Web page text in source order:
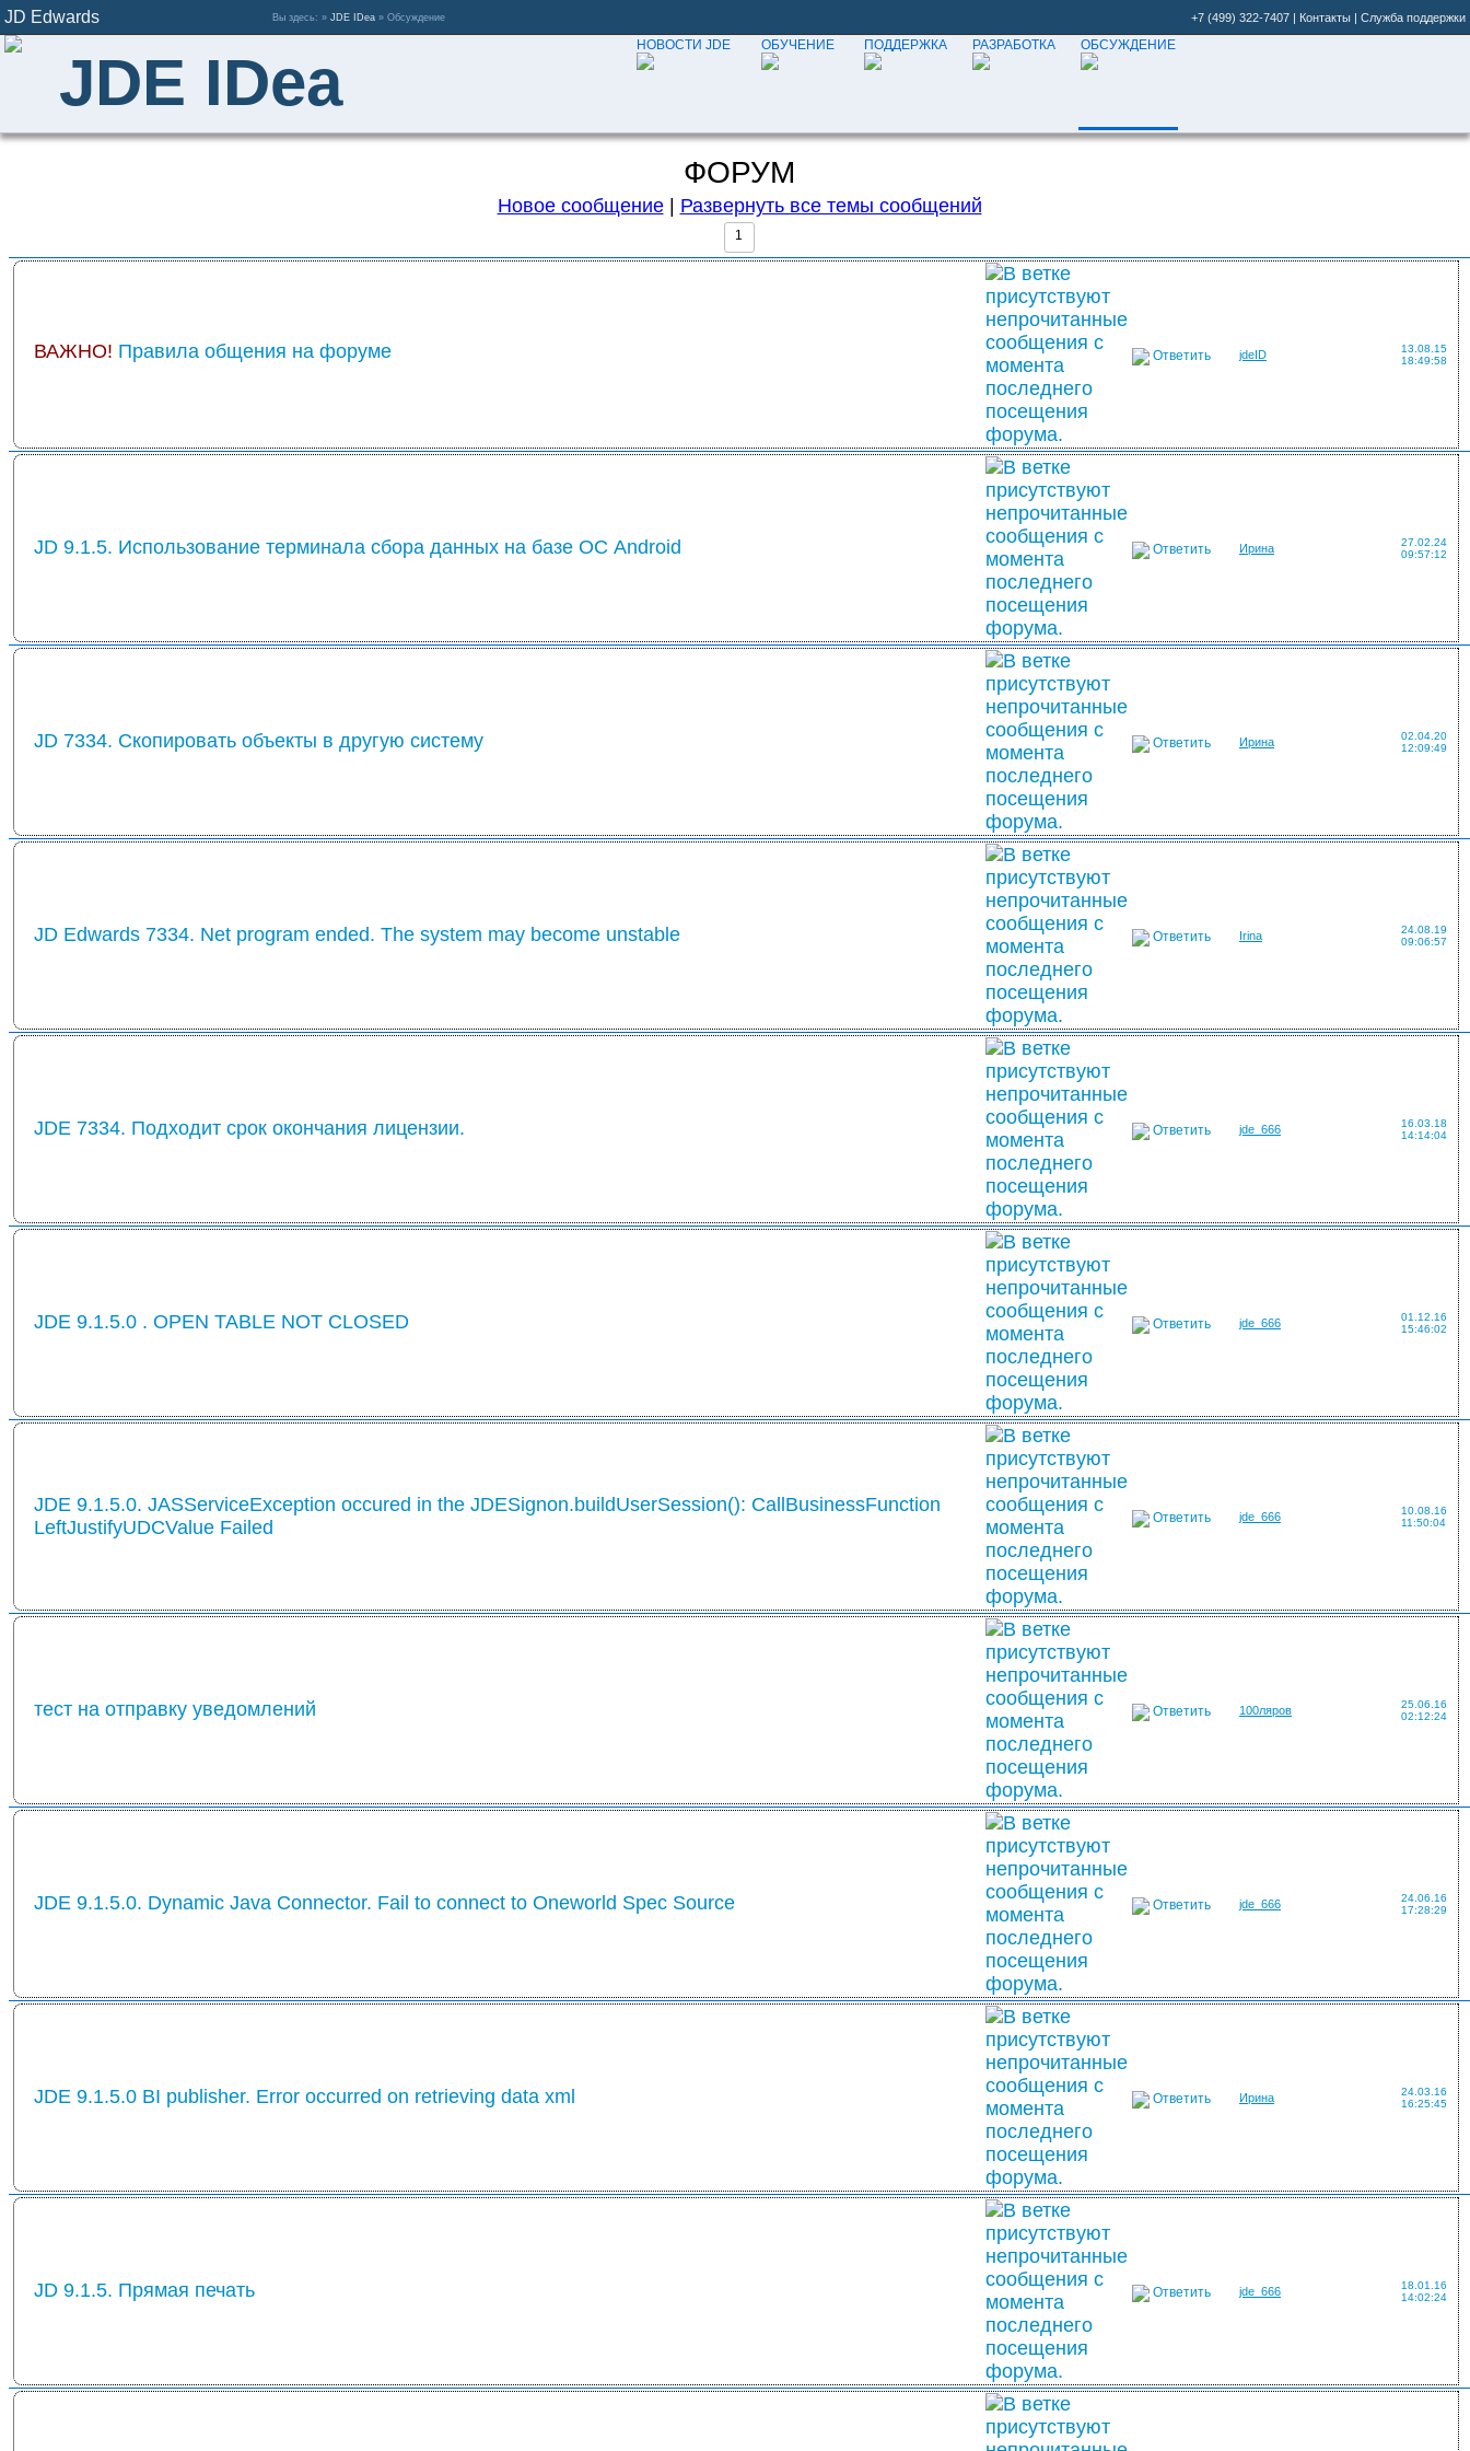
JD Edwards Вы здесь: » JDE IDea » Обсуждение +7 (499) 322-7407 | Контакты | Служба поддержки
JDE IDea
НОВОСТИ JDE ОБУЧЕНИЕ ПОДДЕРЖКА РАЗРАБОТКА ОБСУЖДЕНИЕ
ФОРУМ
Новое сообщение| Развернуть все темы сообщений
1
ВАЖНО! Правила общения на форуме Ответить jdeID
13.08.15
18:49:58
JD 9.1.5. Использование терминала сбора данных на базе ОС Android Ответить Ирина
27.02.24
09:57:12
JD 7334. Скопировать объекты в другую систему Ответить Ирина
02.04.20
12:09:49
JD Edwards 7334. Net program ended. The system may become unstable Ответить Irina
24.08.19
09:06:57
JDE 7334. Подходит срок окончания лицензии. Ответить jde_666
16.03.18
14:14:04
JDE 9.1.5.0 . OPEN TABLE NOT CLOSED Ответить jde_666
01.12.16
15:46:02
JDE 9.1.5.0. JASServiceException occured in the JDESignon.buildUserSession(): CallBusinessFunction
LeftJustifyUDCValue Failed
Ответить jde_666
10.08.16
11:50:04
тест на отправку уведомлений Ответить 100ляров
25.06.16
02:12:24
JDE 9.1.5.0. Dynamic Java Connector. Fail to connect to Oneworld Spec Source Ответить jde_666
24.06.16
17:28:29
JDE 9.1.5.0 BI publisher. Error occurred on retrieving data xml Ответить Ирина
24.03.16
16:25:45
JD 9.1.5. Прямая печать Ответить jde_666
18.01.16
14:02:24